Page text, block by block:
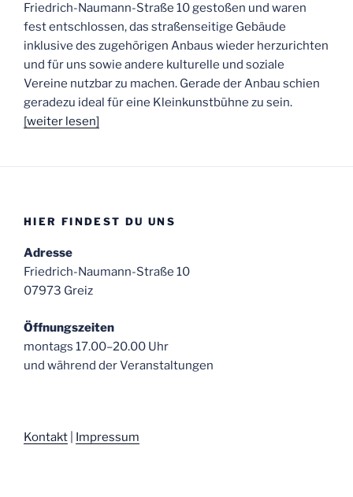
Friedrich-Naumann-Straße 10 gestoßen und waren
fest entschlossen, das straßenseitige Gebäude
inklusive des zugehörigen Anbaus wieder herzurichten
und für uns sowie andere kulturelle und soziale
Vereine nutzbar zu machen. Gerade der Anbau schien
geradezu ideal für eine Kleinkunstbühne zu sein.
[weiter lesen]
HIER FINDEST DU UNS
Adresse
Friedrich-Naumann-Straße 10
07973 Greiz
Öffnungszeiten
montags 17.00–20.00 Uhr
und während der Veranstaltungen
Kontakt Impressum